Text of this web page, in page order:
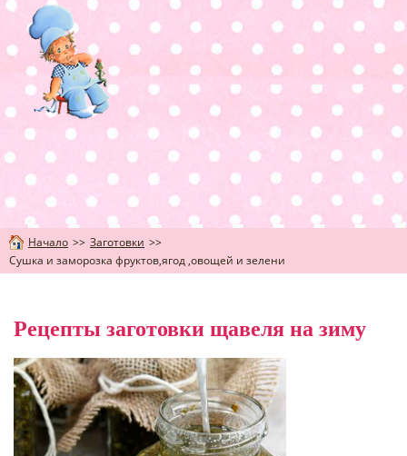
Начало >> Заготовки >>
Сушка и заморозка фруктов,ягод ,овощей и зелени
Рецепты заготовки щавеля на зиму